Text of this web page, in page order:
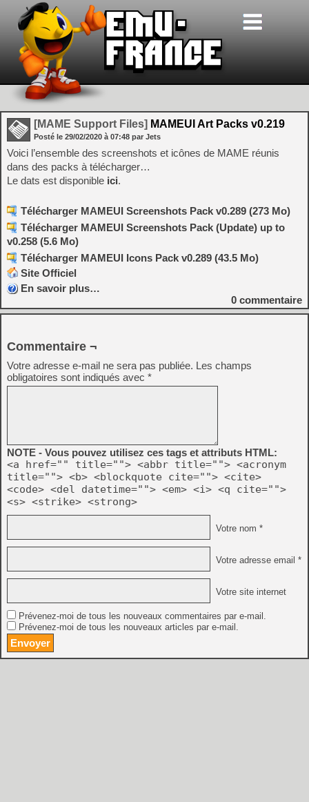
[MAME Support Files] MAMEUI Art Packs v0.219
Posté le 29/02/2020 à 07:48 par Jets
Voici l’ensemble des screenshots et icônes de MAME réunis
dans des packs à télécharger…
Le dats est disponible ici.
Télécharger MAMEUI Screenshots Pack v0.289 (273 Mo)
Télécharger MAMEUI Screenshots Pack (Update) up to
v0.258 (5.6 Mo)
Télécharger MAMEUI Icons Pack v0.289 (43.5 Mo)
Site Officiel
En savoir plus…
0 commentaire
Commentaire ¬
Votre adresse e-mail ne sera pas publiée. Les champs
obligatoires sont indiqués avec *
NOTE - Vous pouvez utilisez ces tags et attributs HTML:
<a href="" title=""> <abbr title=""> <acronym
title=""> <b> <blockquote cite=""> <cite>
<code> <del datetime=""> <em> <i> <q cite="">
<s> <strike> <strong>
Votre nom *
Votre adresse email *
Votre site internet
Prévenez-moi de tous les nouveaux commentaires par e-mail.
Prévenez-moi de tous les nouveaux articles par e-mail.